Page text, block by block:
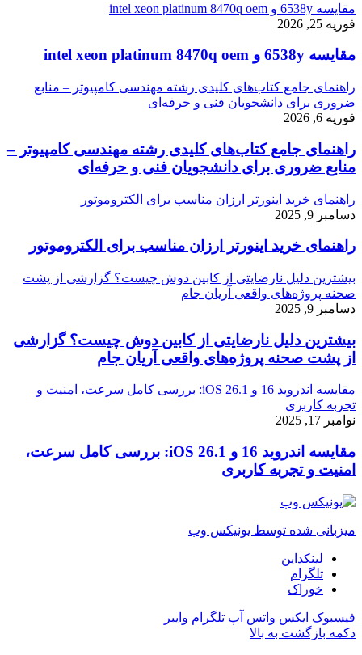
مقایسه 6538y و intel xeon platinum 8470q oem
فوریه 25, 2026
مقایسه 6538y و intel xeon platinum 8470q oem
راهنمای جامع کتاب‌های کلیدی رشته مهندسی کامپیوتر – منابع
ضروری برای دانشجویان فنی و حرفه‌ای
فوریه 6, 2026
راهنمای جامع کتاب‌های کلیدی رشته مهندسی کامپیوتر –
منابع ضروری برای دانشجویان فنی و حرفه‌ای
راهنمای خرید اینورتر ارزان مناسب برای الکتروموتور
دسامبر 9, 2025
راهنمای خرید اینورتر ارزان مناسب برای الکتروموتور
بیشترین دلیل نارضایتی از کابین دوش چیست؟ گزارشی از پشت
صحنه پروژه‌های واقعی آریان جام
دسامبر 9, 2025
بیشترین دلیل نارضایتی از کابین دوش چیست؟ گزارشی
از پشت صحنه پروژه‌های واقعی آریان جام
مقایسه اندروید 16 و iOS 26.1: بررسی کامل سرعت، امنیت و
تجربه کاربری
نوامبر 17, 2025
مقایسه اندروید 16 و iOS 26.1: بررسی کامل سرعت،
امنیت و تجربه کاربری
میزبانی شده توسط یونیکس وب
لینکداین
تلگرام
خوراک
فیسبوک ایکس واتس آپ تلگرام وایبر
دکمه بازگشت به بالا